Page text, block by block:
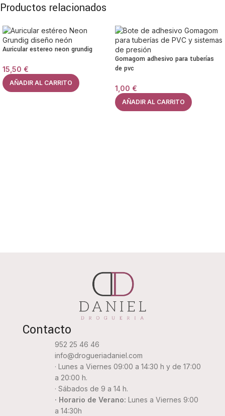
Productos relacionados
Auricular estereo neon grundig
15,50 €
AÑADIR AL CARRITO
Gomagom adhesivo para tuberías
de pvc
1,00 €
AÑADIR AL CARRITO
Contacto
952 25 46 46
info@drogueriadaniel.com
· Lunes a Viernes 09:00 a 14:30 h y de 17:00
a 20:00 h.
· Sábados de 9 a 14 h.
· Horario de Verano: Lunes a Viernes 9:00
a 14:30h